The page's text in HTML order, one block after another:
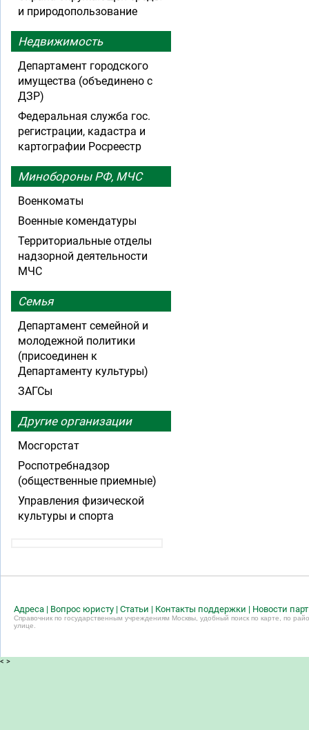
и природопользование
Недвижимость
Департамент городского
имущества (объединено с
ДЗР)
Федеральная служба гос.
регистрации, кадастра и
картографии Росреестр
Минобороны РФ, МЧС
Военкоматы
Военные комендатуры
Территориальные отделы
надзорной деятельности
МЧС
Семья
Департамент семейной и
молодежной политики
(присоединен к
Департаменту культуры)
ЗАГСы
Другие организации
Мосгорстат
Роспотребнадзор
(общественные приемные)
Управления физической
культуры и спорта
Адреса | Вопрос юристу | Статьи | Контакты поддержки | Новости
Справочник по государственным учреждениям Москвы, удобный поиск по карте, по
улице.
< >